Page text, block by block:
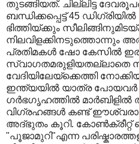
തുടങ്ങിയത്‌. ചില്ലിട്ട
ബന്ധിക്കപ്പെട്ട്‌ 45
ഭിത്തിയ്ക്കും
നിലവിളക്കിനടുത്തൊന്നും
പ്രതിമകള്‍ ഷോ കേസില്‍
സ്വാഗതമരുളിയതല്ലാതെ
വേദിയിലേയ്ക്കെത്തി
ഇന്ത്യയില്‍ യാത്ര പോയവര്‍
ഗര്‍ഭഗൃഹത്തില്‍ മാര്‍ബിളില്‍
വിഗ്രഹങ്ങള്‍ കണ്ട്‌
അദ്ഭുതം കൂറി. കോണ്‍ക്രീറ്റ്‌
"പൂജാമുറി"എന്ന